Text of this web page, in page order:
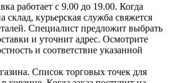
работает с 9.00 до 19.00. Когда
склад, курьерская служба свяжется
Специалист предложит выбрать
и уточнит адрес. Осмотрите
и соответствие указанной
Список торговых точек для